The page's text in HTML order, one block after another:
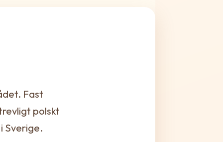
Fast
polskt
Sverige.